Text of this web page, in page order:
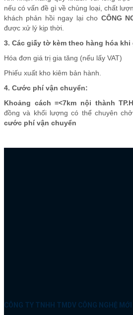
nếu có vấn đề gì về chủng loại, chất
khách phản hồi ngay lại cho CÔNG
được xử lý kịp thời.
3. Các giấy tờ kèm theo hàng hóa khi
Hóa đơn giá trị gia tăng (nếu lấy VAT)
Phiếu xuất kho kiêm bản hành.
4. Cước phí vận chuyển:
Khoảng cách =<7km nội thành
đồng và khối lượng có thể chuyên
cước phí vận chuyển
CÔNG TY TNHH TMDV CÔNG NGHỆ